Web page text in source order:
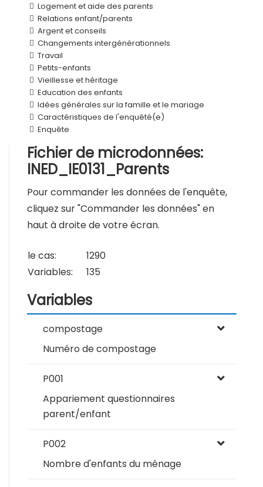
Logement et aide des parents
Relations enfant/parents
Argent et conseils
Changements intergénérationnels
Travail
Petits-enfants
Vieillesse et héritage
Education des enfants
Idées générales sur la famille et le mariage
Caractéristiques de l'enquêté(e)
Enquête
Fichier de microdonnées:
INED_IE0131_Parents
Pour commander les données de l'enquête,
cliquez sur "Commander les données" en
haut à droite de votre écran.
le cas:
1290
Variables:
135
Variables
compostage
Numéro de compostage
P001
Appariement questionnaires
parent/enfant
P002
Nombre d'enfants du ménage